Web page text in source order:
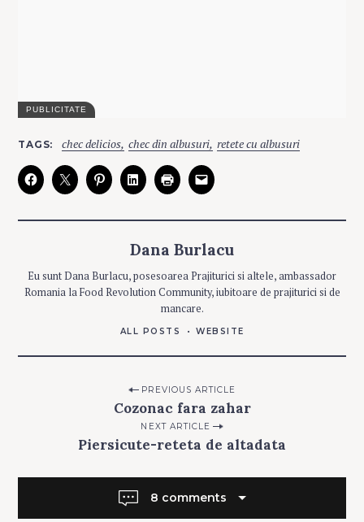
A
E
G
O
C
O
P
TAGS chec delicios chec din albusuri retete cu albusuri
Dana Burlacu
Eu sunt Dana Burlacu, posesoarea Prajiturici si altele, ambassador
Romania la Food Revolution Community, iubitoare de prajiturici si de
mancare.
ALL POSTS WEBSITE
navigation
PREVIOUS ARTICLE
Cozonac fara zahar
NEXT ARTICLE
Piersicute-reteta de altadata
8 comments